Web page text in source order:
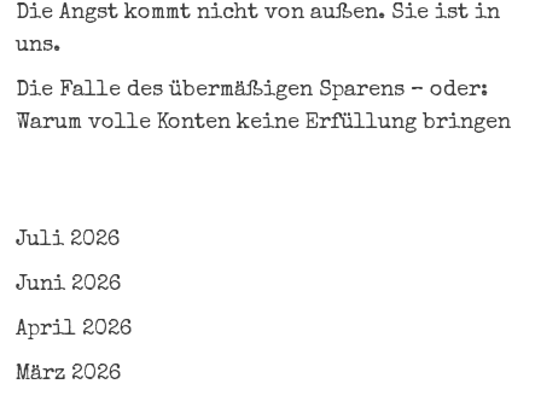
Die Angst kommt nicht von außen. Sie ist in
uns.
Die Falle des übermäßigen Sparens – oder:
Warum volle Konten keine Erfüllung bringen
Juli 2026
Juni 2026
April 2026
März 2026